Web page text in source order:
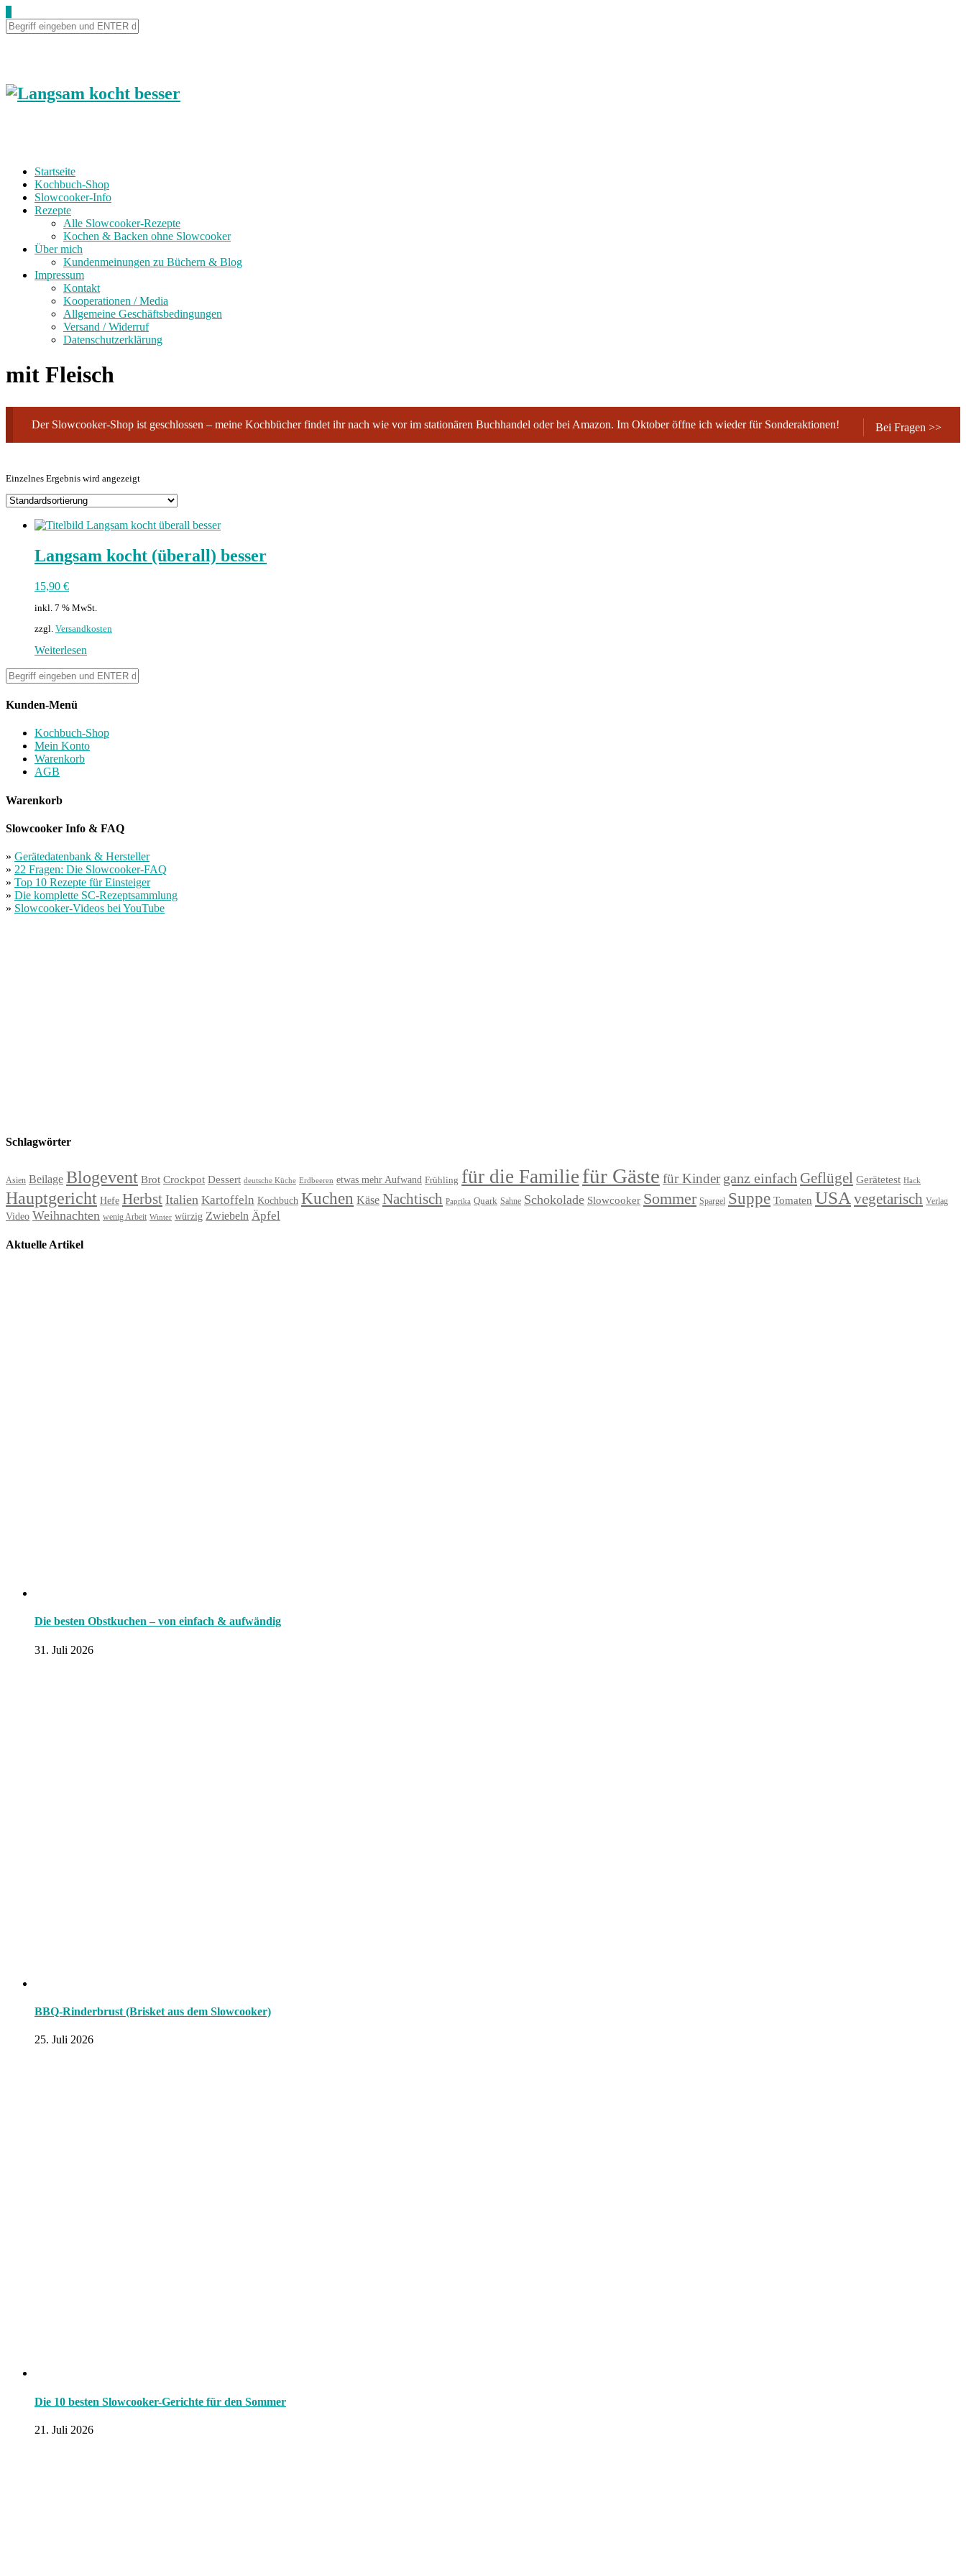
Startseite
Kochbuch-Shop
Slowcooker-Info
Rezepte
Alle Slowcooker-Rezepte
Kochen & Backen ohne Slowcooker
Über mich
Kundenmeinungen zu Büchern & Blog
Impressum
Kontakt
Kooperationen / Media
Allgemeine Geschäftsbedingungen
Versand / Widerruf
Datenschutzerklärung
mit Fleisch
Bei Fragen >>
Der Slowcooker-Shop ist geschlossen – meine Kochbücher findet ihr nach wie vor im stationären Buchhandel oder bei Amazon. Im Oktober öffne ich wieder für Sonderaktionen!
Einzelnes Ergebnis wird angezeigt
Langsam kocht (überall) besser
15,90 €
inkl. 7 % MwSt.
zzgl. Versandkosten
Weiterlesen
Kunden-Menü
Kochbuch-Shop
Mein Konto
Warenkorb
AGB
Warenkorb
Slowcooker Info & FAQ
» Gerätedatenbank & Hersteller
» 22 Fragen: Die Slowcooker-FAQ
» Top 10 Rezepte für Einsteiger
» Die komplette SC-Rezeptsammlung
» Slowcooker-Videos bei YouTube
Schlagwörter
Asien Beilage Blogevent Brot Crockpot Dessert deutsche Küche Erdbeeren etwas mehr Aufwand Frühling für die Familie für Gäste für Kinder ganz einfach Geflügel Gerätetest Hack
Hauptgericht Hefe Herbst Italien Kartoffeln Kochbuch Kuchen Käse Nachtisch Paprika Quark Sahne Schokolade Slowcooker Sommer Spargel Suppe Tomaten USA vegetarisch Verlag
Video Weihnachten wenig Arbeit Winter würzig Zwiebeln Äpfel
Aktuelle Artikel
Die besten Obstkuchen – von einfach & aufwändig
31. Juli 2026
BBQ-Rinderbrust (Brisket aus dem Slowcooker)
25. Juli 2026
Die 10 besten Slowcooker-Gerichte für den Sommer
21. Juli 2026